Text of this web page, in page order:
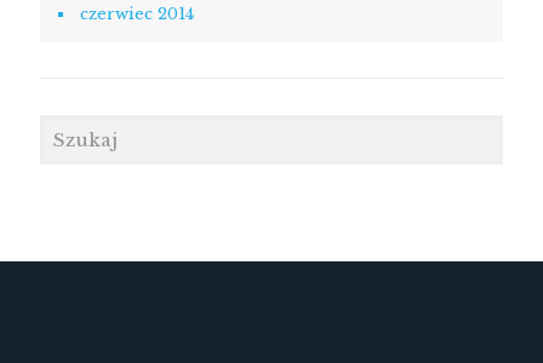
czerwiec 2014